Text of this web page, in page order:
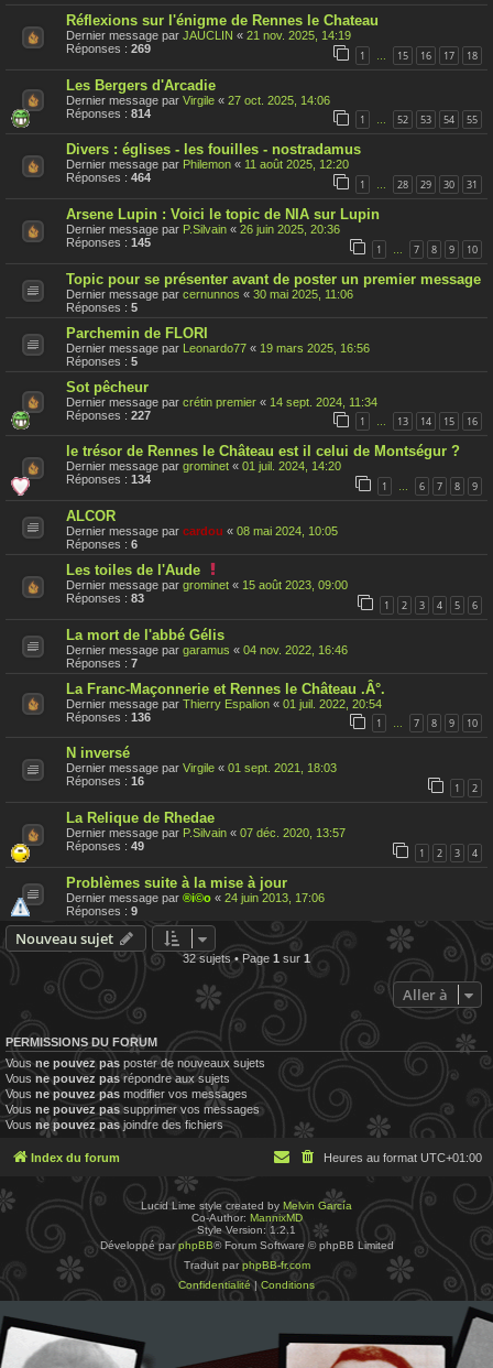
Réflexions sur l'énigme de Rennes le Chateau
Dernier message par JAUCLIN « 21 nov. 2025, 14:19
Réponses : 269 1 15 16 17 18
Les Bergers d'Arcadie
Dernier message par Virgile « 27 oct. 2025, 14:06
Réponses : 814 1 … 52 53 54 55
Divers : églises - les fouilles - nostradamus
Dernier message par Philemon « 11 août 2025, 12:20
Réponses : 464 1 28 29 30 31
Arsene Lupin : Voici le topic de NIA sur Lupin
Dernier message par P.Silvain « 26 juin 2025, 20:36
Réponses : 145 1 7 8 9 10
Topic pour se présenter avant de poster un premier message
Dernier message par cernunnos « 30 mai 2025, 11:06
Réponses : 5
Parchemin de FLORI
Dernier message par Leonardo77 « 19 mars 2025, 16:56
Réponses : 5
Sot pêcheur
Dernier message par crétin premier « 14 sept. 2024, 11:34
Réponses : 227 1 … 13 14 15 16
le trésor de Rennes le Château est il celui de Montségur ?
Dernier message par grominet « 01 juil. 2024, 14:20
Réponses : 134 1 6 7 8 9
ALCOR
Dernier message par cardou « 08 mai 2024, 10:05
Réponses : 6
Les toiles de l'Aude
e
s
e
t
t
é
r
o
Dernier message par grominet « 15 août 2023, 09:00
Réponses : 83 1 2 3 4 5 6
La mort de l'abbé Gélis
Dernier message par garamus « 04 nov. 2022, 16:46
Réponses : 7
La Franc-Maçonnerie et Rennes le Château .Â°.
Dernier message par Thierry Espalion « 01 juil. 2022, 20:54
Réponses : 136 1 … 7 8 9 10
N inversé
Dernier message par Virgile « 01 sept. 2021, 18:03
Réponses : 16 1 2
La Relique de Rhedae
Dernier message par P.Silvain « 07 déc. 2020, 13:57
Réponses : 49 1 2 3 4
Problèmes suite à la mise à jour
Dernier message par ®i©o « 24 juin 2013, 17:06
Réponses : 9
Nouveau sujet
32 sujets • Page 1 sur 1
Aller à
PERMISSIONS DU FORUM
Vousne pouvez pas poster de nouveaux sujets
Vousne pouvez pasrépondre aux sujets
Vous ne pouvez pas modifier vos messages
Vous ne pouvez passupprimer vos messages
Vous ne pouvez pasjoindre des fichiers
Index du forum Heures au format UTC+01:00
Lucid Lime style created by Melvin García
Co-Author: MannixMD
Style Version: 1.2.1
Développé parphpBB® Forum Software © phpBB Limited
Traduit parphpBB-fr.com
Confidentialité|Conditions